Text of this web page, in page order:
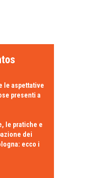
le aspettative
presenti a
le pratiche e
dei
ecco i